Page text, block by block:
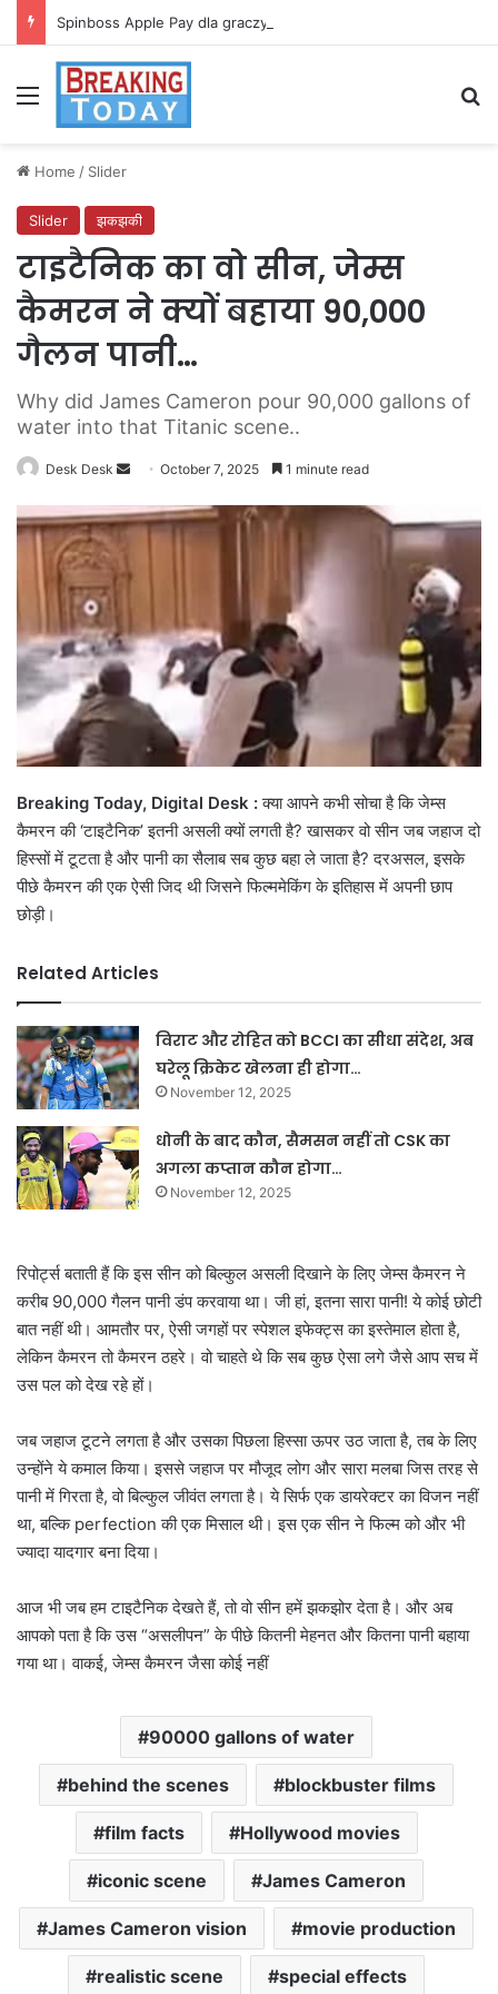
Spinboss Apple Pay dla graczy na iPhone
Menu
Home / Slider
Slider झकझकी
टाइटैनिक का वो सीन, जेम्स
कैमरन ने क्यों बहाया 90,000
गैलन पानी…
Why did James Cameron pour 90,000 gallons of
water into that Titanic scene..
Desk Desk
Send
email
October 7, 2025 1 minute read
Breaking Today, Digital Desk :क्या आपने कभी सोचा है कि जेम्स
कैमरन की ‘टाइटैनिक’ इतनी असली क्यों लगती है? खासकर वो सीन जब जहाज दो
हिस्सों में टूटता है और पानी का सैलाब सब कुछ बहा ले जाता है? दरअसल, इसके
पीछे कैमरन की एक ऐसी जिद थी जिसने फिल्ममेकिंग के इतिहास में अपनी छाप
छोड़ी।
Related Articles
विराट और रोहित को BCCI का सीधा संदेश, अब
घरेलू क्रिकेट खेलना ही होगा…
November 12, 2025
धोनी के बाद कौन, सैमसन नहीं तो CSK का
अगला कप्तान कौन होगा…
November 12, 2025
रिपोर्ट्स बताती हैं कि इस सीन को बिल्कुल असली दिखाने के लिए जेम्स कैमरन ने
करीब 90,000 गैलन पानी डंप करवाया था। जी हां, इतना सारा पानी! ये कोई छोटी
बात नहीं थी। आमतौर पर, ऐसी जगहों पर स्पेशल इफेक्ट्स का इस्तेमाल होता है,
लेकिन कैमरन तो कैमरन ठहरे। वो चाहते थे कि सब कुछ ऐसा लगे जैसे आप सच में
उस पल को देख रहे हों।
जब जहाज टूटने लगता है और उसका पिछला हिस्सा ऊपर उठ जाता है, तब के लिए
उन्होंने ये कमाल किया। इससे जहाज पर मौजूद लोग और सारा मलबा जिस तरह से
पानी में गिरता है, वो बिल्कुल जीवंत लगता है। ये सिर्फ एक डायरेक्टर का विजन नहीं
था, बल्कि perfection की एक मिसाल थी। इस एक सीन ने फिल्म को और भी
ज्यादा यादगार बना दिया।
आज भी जब हम टाइटैनिक देखते हैं, तो वो सीन हमें झकझोर देता है। और अब
आपको पता है कि उस “असलीपन” के पीछे कितनी मेहनत और कितना पानी बहाया
गया था। वाकई, जेम्स कैमरन जैसा कोई नहीं
90000 gallons of water
behind the scenes blockbuster films
film facts Hollywood movies
iconic scene James Cameron
James Cameron vision movie production
realistic scene special effects